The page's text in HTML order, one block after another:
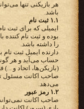
هر بازیکنی تنها
باشد.
۱.۱ ثبت نام
ایمیلی که برای ثبت
بوده و ثبت نام کننده
را داشته باشد.
دارنده ایمیل ثبت
حساب می‌آید و هر
(بازیکن‌ها، اتحاد و ...)
صاحب اکانت مسئول
می‌دهد.
۱.۲ رمز عبور
صاحب اکانت